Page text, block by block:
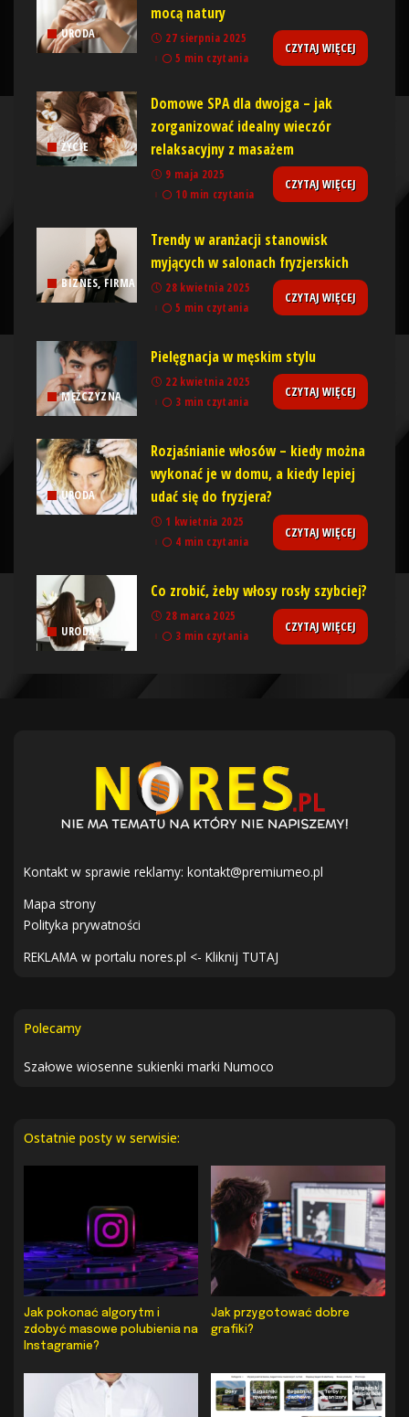
URODA
mocą natury
27 sierpnia 2025
5 min czytania
CZYTAJ WIĘCEJ
ŻYCIE
Domowe SPA dla dwojga – jak
zorganizować idealny wieczór
relaksacyjny z masażem
9 maja 2025
10 min czytania
CZYTAJ WIĘCEJ
BIZNES, FIRMA
Trendy w aranżacji stanowisk
myjących w salonach fryzjerskich
28 kwietnia 2025
5 min czytania
CZYTAJ WIĘCEJ
MĘŻCZYZNA
Pielęgnacja w męskim stylu
22 kwietnia 2025
3 min czytania
CZYTAJ WIĘCEJ
URODA
Rozjaśnianie włosów – kiedy można
wykonać je w domu, a kiedy lepiej
udać się do fryzjera?
1 kwietnia 2025
4 min czytania
CZYTAJ WIĘCEJ
URODA
Co zrobić, żeby włosy rosły szybciej?
28 marca 2025
3 min czytania
CZYTAJ WIĘCEJ
Kontakt w sprawie reklamy: kontakt@premiumeo.pl
Mapa strony
Polityka prywatności
REKLAMA w portalu nores.pl <- Kliknij TUTAJ
Polecamy
Szałowe wiosenne sukienki marki Numoco
Ostatnie posty w serwisie:
Jak pokonać algorytm i
zdobyć masowe polubienia na
Instagramie?
Jak przygotować dobre
grafiki?